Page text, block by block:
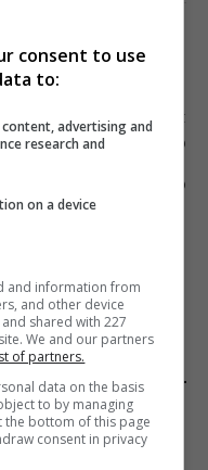
СКЛАД
Наступна стаття
ЕФІРНОГО
ВІДБУДЕТЬСЯ В
СЕРЕДИНІ 2020-ГО
України на
Atlantic
consent to use
to:
advertising and
research and
on a device
and information from
and other device
shared with 227
We and our partners
of partners.
data on the basis
to by managing
the bottom of this page
consent in privacy